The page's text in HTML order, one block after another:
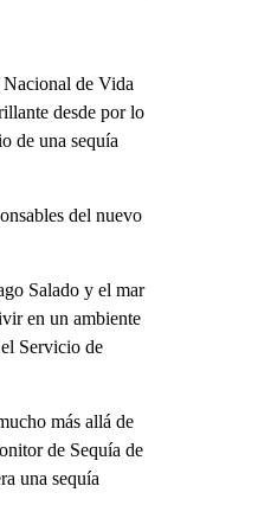
de Vida
desde por lo
de una sequía
del nuevo
Salado y el mar
en un ambiente
Servicio de
más allá de
de Sequía de
una sequía